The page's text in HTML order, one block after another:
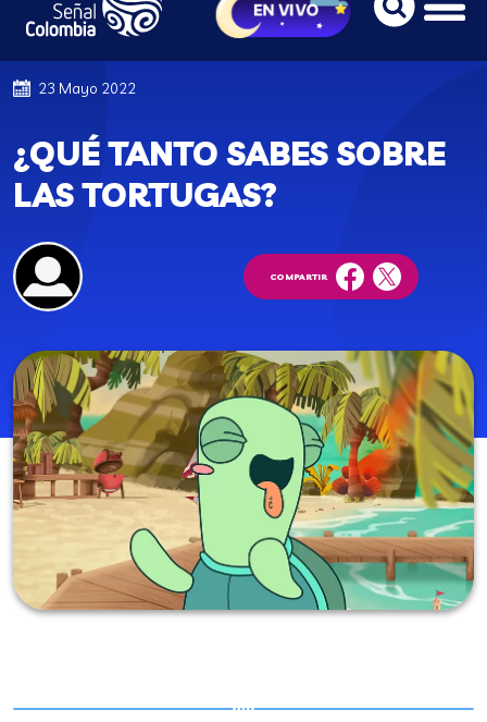
23 Mayo 2022
¿QUÉ TANTO SABES SOBRE
LAS TORTUGAS?
COMPARTIR